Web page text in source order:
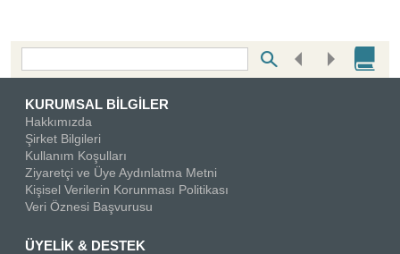
Bottom Search Toolbar Highlight Text
KURUMSAL BİLGİLER
Hakkımızda
Şirket Bilgileri
Kullanım Koşulları
Ziyaretçi ve Üye Aydınlatma Metni
Kişisel Verilerin Korunması Politikası
Veri Öznesi Başvurusu
ÜYELİK & DESTEK